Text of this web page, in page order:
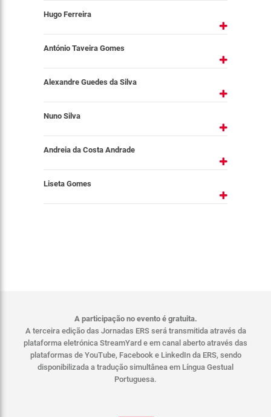
Hugo Ferreira
António Taveira Gomes
Alexandre Guedes da Silva
Nuno Silva
Andreia da Costa Andrade
Liseta Gomes
A participação no evento é gratuita.
A terceira edição das Jornadas ERS será transmitida através da
plataforma eletrónica StreamYard e em canal aberto através das
plataformas de YouTube, Facebook e LinkedIn da ERS, sendo
disponibilizada a tradução simultânea em Língua Gestual
Portuguesa.